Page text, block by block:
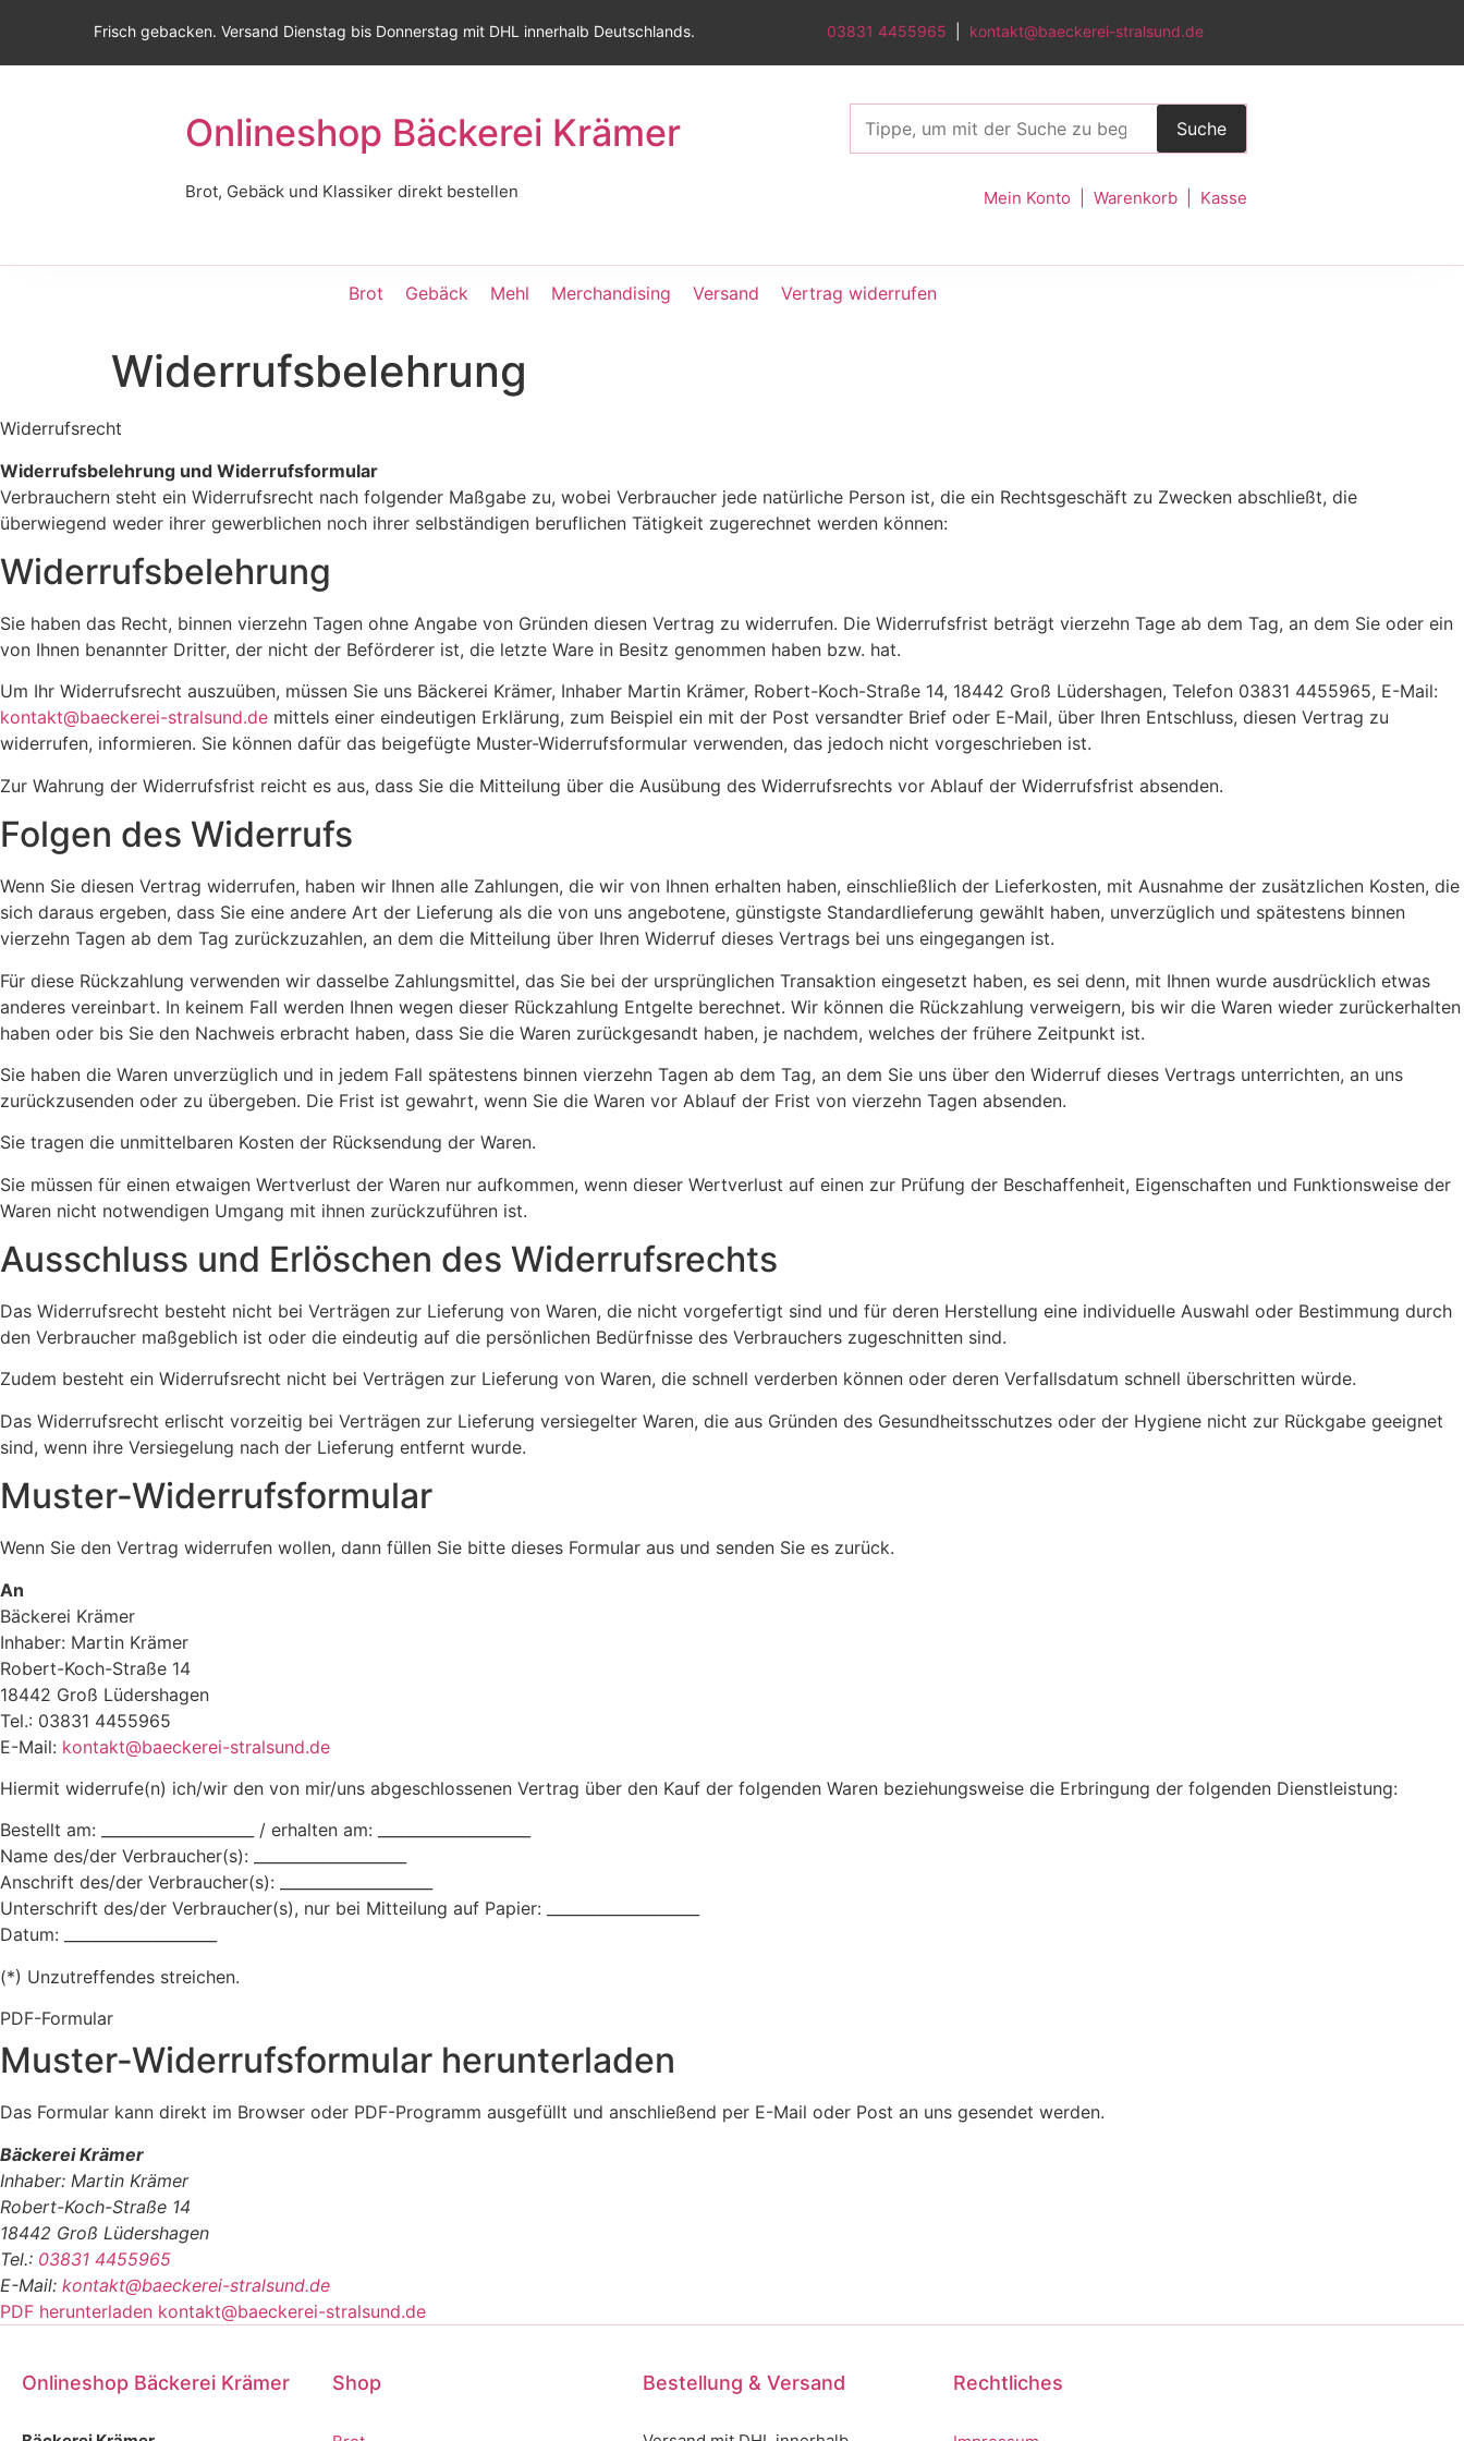
Frisch gebacken. Versand Dienstag bis Donnerstag mit DHL innerhalb Deutschlands. 03831 4455965 kontakt@baeckerei-stralsund.de
Onlineshop Bäckerei Krämer
Brot, Gebäck und Klassiker direkt bestellen
Suche
Mein Konto Warenkorb Kasse
Brot Gebäck Mehl Merchandising Versand Vertrag widerrufen
Widerrufsbelehrung
Widerrufsrecht
Widerrufsbelehrung und Widerrufsformular
Verbrauchern steht ein Widerrufsrecht nach folgender Maßgabe zu, wobei Verbraucher jede natürliche Person ist, die ein Rechtsgeschäft zu Zwecken abschließt, die
überwiegend weder ihrer gewerblichen noch ihrer selbständigen beruflichen Tätigkeit zugerechnet werden können:
Widerrufsbelehrung
Sie haben das Recht, binnen vierzehn Tagen ohne Angabe von Gründen diesen Vertrag zu widerrufen. Die Widerrufsfrist beträgt vierzehn Tage ab dem Tag, an dem Sie oder ein
von Ihnen benannter Dritter, der nicht der Beförderer ist, die letzte Ware in Besitz genommen haben bzw. hat.
Um Ihr Widerrufsrecht auszuüben, müssen Sie uns Bäckerei Krämer, Inhaber Martin Krämer, Robert-Koch-Straße 14, 18442 Groß Lüdershagen, Telefon 03831 4455965, E-Mail:
kontakt@baeckerei-stralsund.de mittels einer eindeutigen Erklärung, zum Beispiel ein mit der Post versandter Brief oder E-Mail, über Ihren Entschluss, diesen Vertrag zu
widerrufen, informieren. Sie können dafür das beigefügte Muster-Widerrufsformular verwenden, das jedoch nicht vorgeschrieben ist.
Zur Wahrung der Widerrufsfrist reicht es aus, dass Sie die Mitteilung über die Ausübung des Widerrufsrechts vor Ablauf der Widerrufsfrist absenden.
Folgen des Widerrufs
Wenn Sie diesen Vertrag widerrufen, haben wir Ihnen alle Zahlungen, die wir von Ihnen erhalten haben, einschließlich der Lieferkosten, mit Ausnahme der zusätzlichen Kosten, die
sich daraus ergeben, dass Sie eine andere Art der Lieferung als die von uns angebotene, günstigste Standardlieferung gewählt haben, unverzüglich und spätestens binnen
vierzehn Tagen ab dem Tag zurückzuzahlen, an dem die Mitteilung über Ihren Widerruf dieses Vertrags bei uns eingegangen ist.
Für diese Rückzahlung verwenden wir dasselbe Zahlungsmittel, das Sie bei der ursprünglichen Transaktion eingesetzt haben, es sei denn, mit Ihnen wurde ausdrücklich etwas
anderes vereinbart. In keinem Fall werden Ihnen wegen dieser Rückzahlung Entgelte berechnet. Wir können die Rückzahlung verweigern, bis wir die Waren wieder zurückerhalten
haben oder bis Sie den Nachweis erbracht haben, dass Sie die Waren zurückgesandt haben, je nachdem, welches der frühere Zeitpunkt ist.
Sie haben die Waren unverzüglich und in jedem Fall spätestens binnen vierzehn Tagen ab dem Tag, an dem Sie uns über den Widerruf dieses Vertrags unterrichten, an uns
zurückzusenden oder zu übergeben. Die Frist ist gewahrt, wenn Sie die Waren vor Ablauf der Frist von vierzehn Tagen absenden.
Sie tragen die unmittelbaren Kosten der Rücksendung der Waren.
Sie müssen für einen etwaigen Wertverlust der Waren nur aufkommen, wenn dieser Wertverlust auf einen zur Prüfung der Beschaffenheit, Eigenschaften und Funktionsweise der
Waren nicht notwendigen Umgang mit ihnen zurückzuführen ist.
Ausschluss und Erlöschen des Widerrufsrechts
Das Widerrufsrecht besteht nicht bei Verträgen zur Lieferung von Waren, die nicht vorgefertigt sind und für deren Herstellung eine individuelle Auswahl oder Bestimmung durch
den Verbraucher maßgeblich ist oder die eindeutig auf die persönlichen Bedürfnisse des Verbrauchers zugeschnitten sind.
Zudem besteht ein Widerrufsrecht nicht bei Verträgen zur Lieferung von Waren, die schnell verderben können oder deren Verfallsdatum schnell überschritten würde.
Das Widerrufsrecht erlischt vorzeitig bei Verträgen zur Lieferung versiegelter Waren, die aus Gründen des Gesundheitsschutzes oder der Hygiene nicht zur Rückgabe geeignet
sind, wenn ihre Versiegelung nach der Lieferung entfernt wurde.
Muster-Widerrufsformular
Wenn Sie den Vertrag widerrufen wollen, dann füllen Sie bitte dieses Formular aus und senden Sie es zurück.
An
Bäckerei Krämer
Inhaber: Martin Krämer
Robert-Koch-Straße 14
18442 Groß Lüdershagen
Tel.: 03831 4455965
E-Mail: kontakt@baeckerei-stralsund.de
Hiermit widerrufe(n) ich/wir den von mir/uns abgeschlossenen Vertrag über den Kauf der folgenden Waren beziehungsweise die Erbringung der folgenden Dienstleistung:
Bestellt am: ____________________ / erhalten am: ____________________
Name des/der Verbraucher(s): ____________________
Anschrift des/der Verbraucher(s): ____________________
Unterschrift des/der Verbraucher(s), nur bei Mitteilung auf Papier: ____________________
Datum: ____________________
(*) Unzutreffendes streichen.
PDF-Formular
Muster-Widerrufsformular herunterladen
Das Formular kann direkt im Browser oder PDF-Programm ausgefüllt und anschließend per E-Mail oder Post an uns gesendet werden.
Bäckerei Krämer
Inhaber: Martin Krämer
Robert-Koch-Straße 14
18442 Groß Lüdershagen
Tel.: 03831 4455965
E-Mail: kontakt@baeckerei-stralsund.de
PDF herunterladen kontakt@baeckerei-stralsund.de
Onlineshop Bäckerei Krämer Shop Bestellung & Versand Rechtliches